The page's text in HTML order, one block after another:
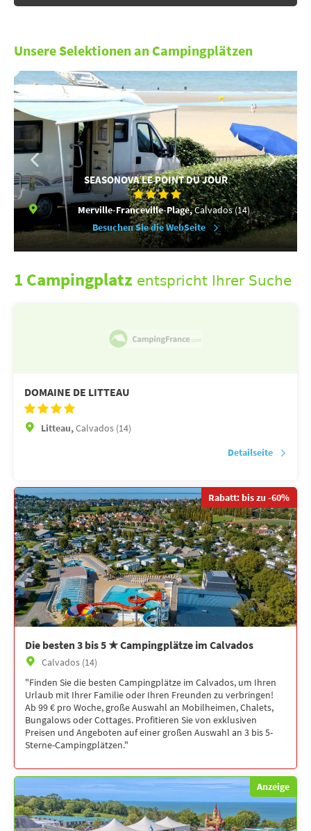
Unsere Selektionen an Campingplätzen
SEASONOVA LE POINT DU JOUR
Merville-Franceville-Plage,Calvados (14)
Besuchen Sie die WebSeite
1 Campingplatz entspricht Ihrer Suche
DOMAINE DE LITTEAU
Litteau,Calvados (14)
Detailseite
Rabatt: bis zu -60%
Die besten 3 bis 5 ★ Campingplätze im Calvados
Calvados (14)
"Finden Sie die besten Campingplätze im Calvados, um Ihren
Urlaub mit Ihrer Familie oder Ihren Freunden zu verbringen!
Ab 99 € pro Woche, große Auswahl an Mobilheimen, Chalets,
Bungalows oder Cottages. Profitieren Sie von exklusiven
Preisen und Angeboten auf einer großen Auswahl an 3 bis 5-
Sterne-Campingplätzen."
Anzeige